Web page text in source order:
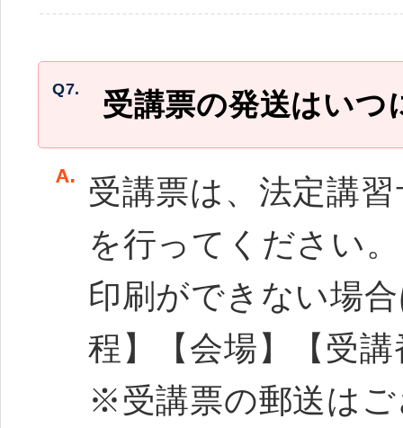
Q7. 受講票の発送はいつ
受講票は、法定講
を行ってください。
印刷ができない場
程】【会場】【受
※受講票の郵送は